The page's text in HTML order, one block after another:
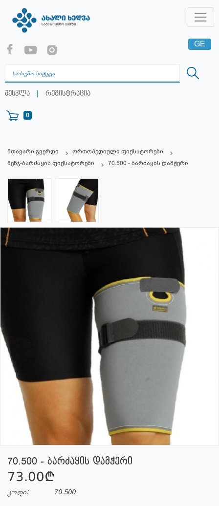
შესვლა | რეგისტრაცია
0
GE
RU
მთავარი გვერდი
ორთოპედიული ფიქსატორები
მენჯ-ბარძაყის ფიქსატორები
70.500 - ბარძაყის დამჭერი
70.500 - ბარძაყის დამჭერი
73.00¢
კოდი: 70.500